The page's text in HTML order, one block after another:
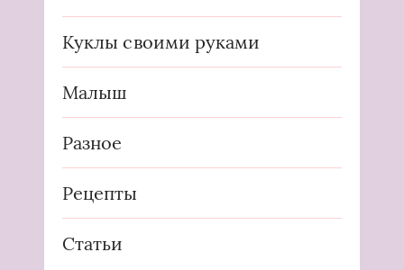
Куклы своими руками
Малыш
Разное
Рецепты
Статьи